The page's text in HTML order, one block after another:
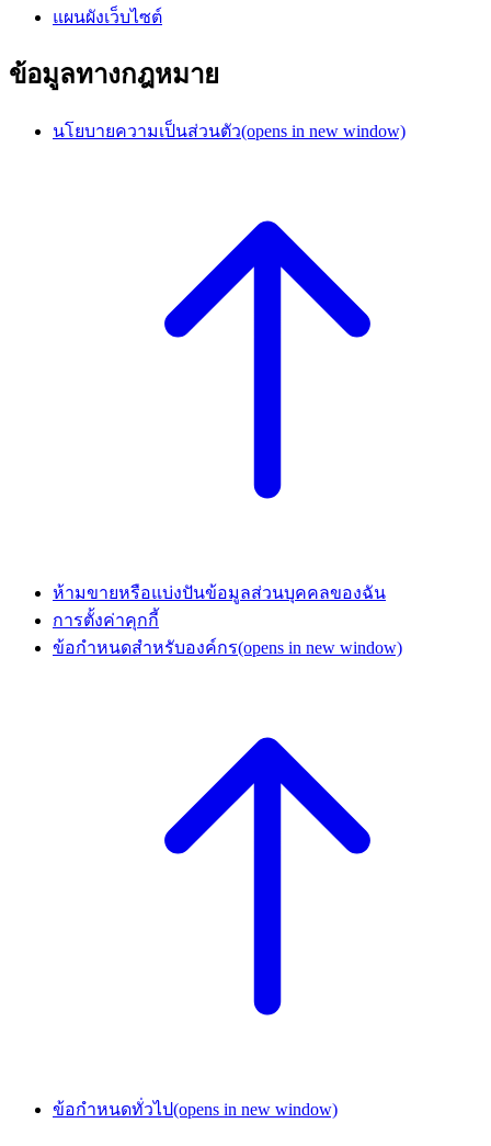
แผนผังเว็บไซต์
ข้อมูลทางกฎหมาย
นโยบายความเป็นส่วนตัว(opens in new window)
ห้ามขายหรือแบ่งปันข้อมูลส่วนบุคคลของฉัน
การตั้งค่าคุกกี้
ข้อกำหนดสำหรับองค์กร(opens in new window)
ข้อกำหนดทั่วไป(opens in new window)